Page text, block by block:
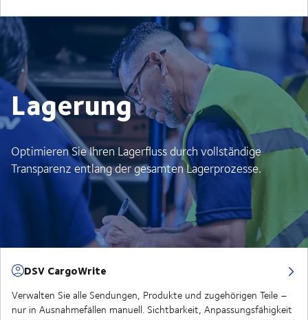
Lagerung
Optimieren Sie Ihren Lagerfluss durch vollständige
Transparenz entlang der gesamten Lagerprozesse.
DSV CargoWrite
Verwalten Sie alle Sendungen, Produkte und zugehörigen Teile –
nur in Ausnahmefällen manuell. Sichtbarkeit, Anpassungsfähigkeit